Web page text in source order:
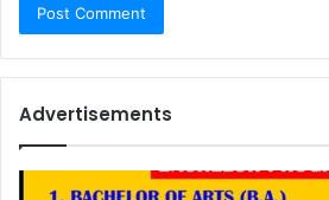
Advertisements